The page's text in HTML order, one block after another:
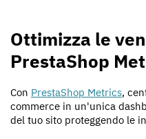
Ottimizza le
PrestaShop
Con PrestaShop Metrics,
commerce in un'unica
del tuo sito proteggendo le